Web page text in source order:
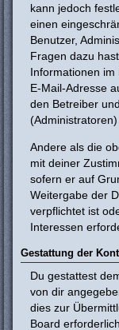
kann jedoch
einen
Benutzer,
Fragen dazu
Informationen
E-Mail-Adresse
den Betreiber
(Administratoren)
Andere als die
mit deiner
sofern er auf
Weitergabe der
verpflichtet ist
Interessen
Gestattung der
Du gestattest
von dir
dies zur
Board